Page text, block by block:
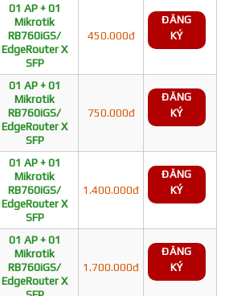
01 AP + 01
Mikrotik
RB760iGS/
EdgeRouter X
SFP
450.000đ
ĐĂNG
KÝ
01 AP + 01
Mikrotik
RB760iGS/
EdgeRouter X
SFP
750.000đ
ĐĂNG
KÝ
01 AP + 01
Mikrotik
RB760iGS/
EdgeRouter X
SFP
1.400.000đ
ĐĂNG
KÝ
01 AP + 01
Mikrotik
RB760iGS/
EdgeRouter X
1.700.000đ
ĐĂNG
KÝ